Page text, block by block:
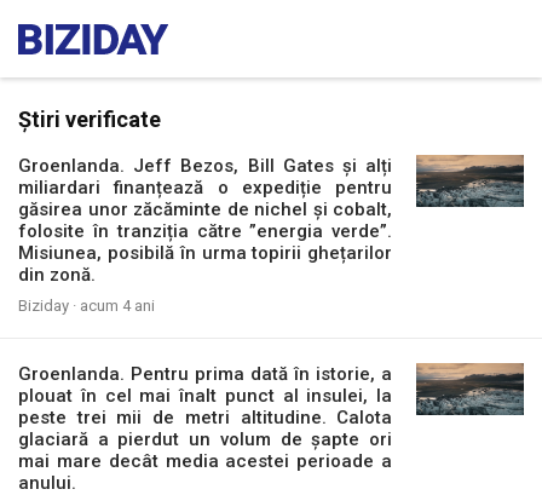
Știri verificate
Groenlanda. Jeff Bezos, Bill Gates și alți
miliardari finanțează o expediție pentru
găsirea unor zăcăminte de nichel și cobalt,
folosite în tranziția către ”energia verde”.
Misiunea, posibilă în urma topirii ghețarilor
din zonă.
Biziday · acum 4 ani
Groenlanda. Pentru prima dată în istorie, a
plouat în cel mai înalt punct al insulei, la
peste trei mii de metri altitudine. Calota
glaciară a pierdut un volum de șapte ori
mai mare decât media acestei perioade a
anului.